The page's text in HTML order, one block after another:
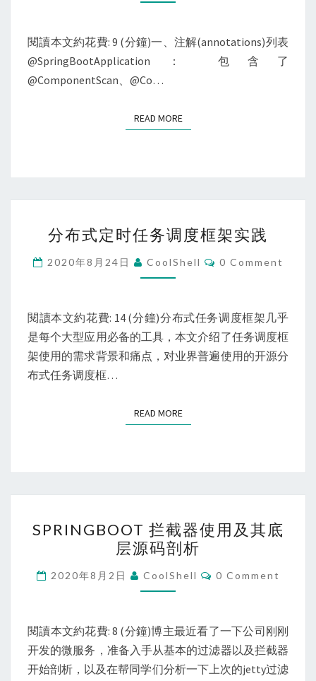
一
用
閱讀本文約花費: 9 (分鐘)一、注解(annotations)列表
@SpringBootApplication： 包含了
@ComponentScan、@Co…
READ MOREREAD MORE
布
式
定
任
务
调
架
实
分布式定时任务调度框架实践
2020年8月24日 CoolShell Comments
0 Comment
閱讀本文約花費: 14 (分鐘)分布式任务调度框架几乎
是每个大型应用必备的工具，本文介绍了任务调度框
架使用的需求背景和痛点，对业界普遍使用的开源分
布式任务调度框…
READ MOREREAD MORE
拦
截
器
使
及
其
底
SPRINGBOOT 拦截器使用及其底
层源码剖析
2020年8月2日 CoolShell Comments
0 Comment
閱讀本文約花費: 8 (分鐘)博主最近看了一下公司刚刚
开发的微服务，准备入手从基本的过滤器以及拦截器
开始剖析，以及在帮同学们分析一下上次的jetty过滤